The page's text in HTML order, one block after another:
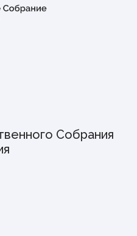
Республики Мордовия,
Собрания